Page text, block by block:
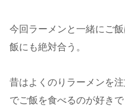
今回ラーメンと一緒にご
飯にも絶対合う。
昔はよくのりラーメンを
でご飯を食べるのが好きで